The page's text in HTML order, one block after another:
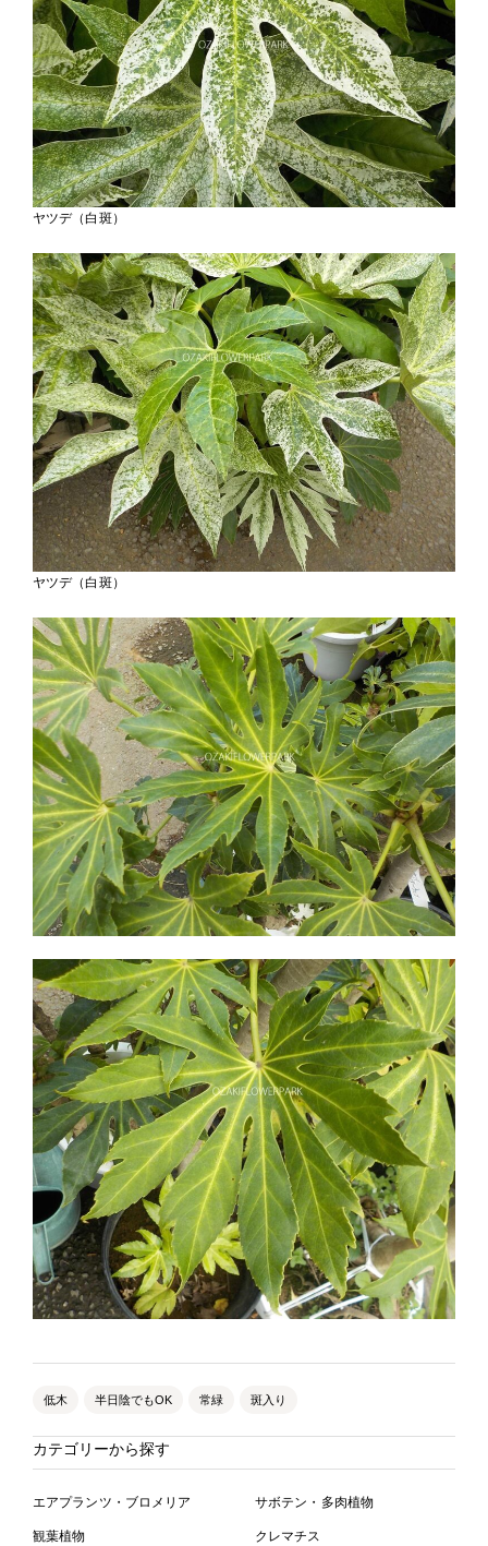
ヤツデ（白斑）
ヤツデ（白斑）
低木 半日陰でもOK 常緑 斑入り
カテゴリーから探す
エアプランツ・ブロメリア サボテン・多肉植物
観葉植物 クレマチス